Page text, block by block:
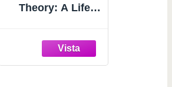
Theory: A Life-
People Can't Stop
Talking About